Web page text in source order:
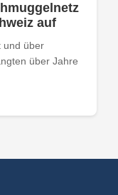
auf
und über
über Jahre